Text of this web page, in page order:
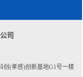
司
创(孝感)创新基地G1号一楼